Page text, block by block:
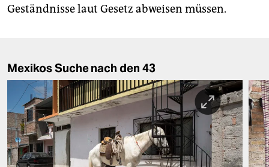
Geständnisse laut Gesetz abweisen müssen.
Mexikos Suche nach den 43